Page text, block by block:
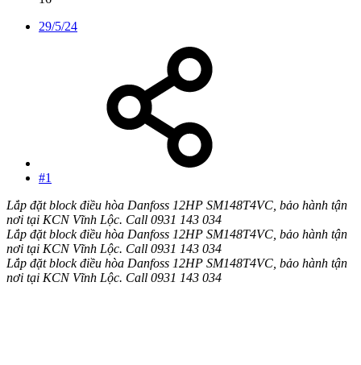
29/5/24
#1
Lắp đặt block điều hòa Danfoss 12HP SM148T4VC, bảo hành tận
nơi tại KCN Vĩnh Lộc. Call 0931 143 034
Lắp đặt block điều hòa Danfoss 12HP SM148T4VC, bảo hành tận
nơi tại KCN Vĩnh Lộc. Call 0931 143 034
Lắp đặt block điều hòa Danfoss 12HP SM148T4VC, bảo hành tận
nơi tại KCN Vĩnh Lộc. Call 0931 143 034